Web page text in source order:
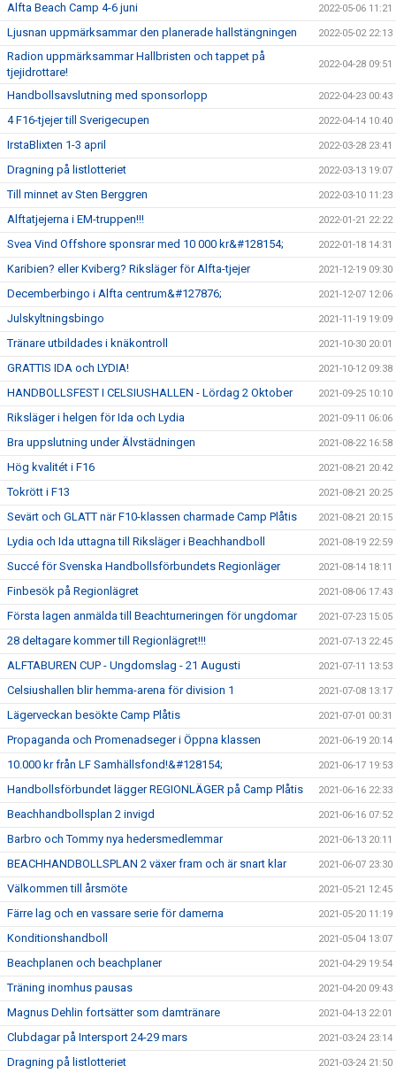
Alfta Beach Camp 4-6 juni 2022-05-06 11:21
Ljusnan uppmärksammar den planerade hallstängningen 2022-05-02 22:13
Radion uppmärksammar Hallbristen och tappet på
tjejidrottare!
2022-04-28 09:51
Handbollsavslutning med sponsorlopp 2022-04-23 00:43
4 F16-tjejer till Sverigecupen 2022-04-14 10:40
IrstaBlixten 1-3 april 2022-03-28 23:41
Dragning på listlotteriet 2022-03-13 19:07
Till minnet av Sten Berggren 2022-03-10 11:23
Alftatjejerna i EM-truppen!!! 2022-01-21 22:22
Svea Vind Offshore sponsrar med 10 000 kr&#128154; 2022-01-18 14:31
Karibien? eller Kviberg? Riksläger för Alfta-tjejer 2021-12-19 09:30
Decemberbingo i Alfta centrum&#127876; 2021-12-07 12:06
Julskyltningsbingo 2021-11-19 19:09
Tränare utbildades i knäkontroll 2021-10-30 20:01
GRATTIS IDA och LYDIA! 2021-10-12 09:38
HANDBOLLSFEST I CELSIUSHALLEN - Lördag 2 Oktober 2021-09-25 10:10
Riksläger i helgen för Ida och Lydia 2021-09-11 06:06
Bra uppslutning under Älvstädningen 2021-08-22 16:58
Hög kvalitét i F16 2021-08-21 20:42
Tokrött i F13 2021-08-21 20:25
Sevärt och GLATT när F10-klassen charmade Camp Plåtis 2021-08-21 20:15
Lydia och Ida uttagna till Riksläger i Beachhandboll 2021-08-19 22:59
Succé för Svenska Handbollsförbundets Regionläger 2021-08-14 18:11
Finbesök på Regionlägret 2021-08-06 17:43
Första lagen anmälda till Beachturneringen för ungdomar 2021-07-23 15:05
28 deltagare kommer till Regionlägret!!! 2021-07-13 22:45
ALFTABUREN CUP - Ungdomslag - 21 Augusti 2021-07-11 13:53
Celsiushallen blir hemma-arena för division 1 2021-07-08 13:17
Lägerveckan besökte Camp Plåtis 2021-07-01 00:31
Propaganda och Promenadseger i Öppna klassen 2021-06-19 20:14
10.000 kr från LF Samhällsfond!&#128154; 2021-06-17 19:53
Handbollsförbundet lägger REGIONLÄGER på Camp Plåtis 2021-06-16 22:33
Beachhandbollsplan 2 invigd 2021-06-16 07:52
Barbro och Tommy nya hedersmedlemmar 2021-06-13 20:11
BEACHHANDBOLLSPLAN 2 växer fram och är snart klar 2021-06-07 23:30
Välkommen till årsmöte 2021-05-21 12:45
Färre lag och en vassare serie för damerna 2021-05-20 11:19
Konditionshandboll 2021-05-04 13:07
Beachplanen och beachplaner 2021-04-29 19:54
Träning inomhus pausas 2021-04-20 09:43
Magnus Dehlin fortsätter som damtränare 2021-04-13 22:01
Clubdagar på Intersport 24-29 mars 2021-03-24 23:14
Dragning på listlotteriet 2021-03-24 21:50